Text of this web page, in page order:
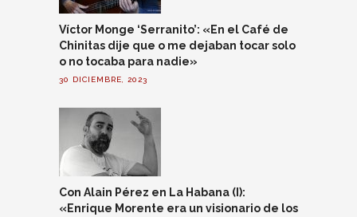
Víctor Monge ‘Serranito’: «En el Café de
Chinitas dije que o me dejaban tocar solo
o no tocaba para nadie»
30 DICIEMBRE, 2023
Con Alain Pérez en La Habana (I):
«Enrique Morente era un visionario de los